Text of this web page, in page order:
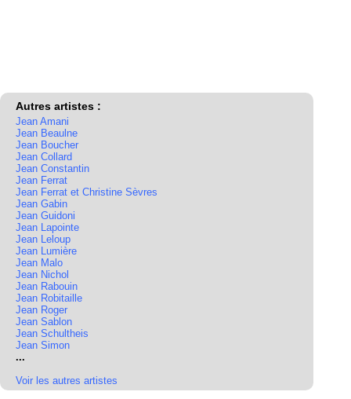
Autres artistes :
Jean Amani
Jean Beaulne
Jean Boucher
Jean Collard
Jean Constantin
Jean Ferrat
Jean Ferrat et Christine Sèvres
Jean Gabin
Jean Guidoni
Jean Lapointe
Jean Leloup
Jean Lumière
Jean Malo
Jean Nichol
Jean Rabouin
Jean Robitaille
Jean Roger
Jean Sablon
Jean Schultheis
Jean Simon
...
Voir les autres artistes